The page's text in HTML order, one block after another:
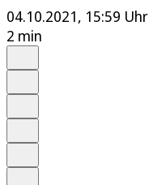
04.10.2021, 15:59 Uhr
2 min